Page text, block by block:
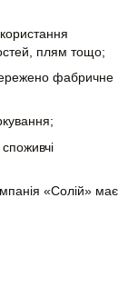
плям тощо;
фабричне
«Солій» має